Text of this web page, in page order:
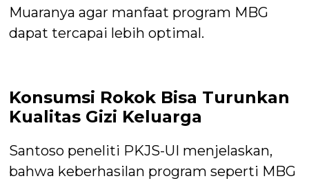
Muaranya agar manfaat program MBG
dapat tercapai lebih optimal.
Konsumsi Rokok Bisa Turunkan
Kualitas Gizi Keluarga
Santoso peneliti PKJS-UI menjelaskan,
bahwa keberhasilan program seperti MBG